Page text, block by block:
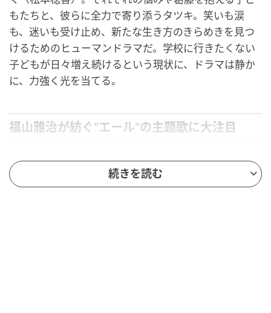
もたちと、彼らに全力で寄り添うタツキ。笑いも涙
も、迷いも受け止め、新たな生き方のきらめきを見つ
けるためのヒューマンドラマだ。学校に行きたくない
子どもが日々増え続けるという現状に、ドラマは静か
に、力強く光を当てる。
福山雅治が紡ぐ“エール”の主題歌に大注目
本作の主題歌は、福山雅治がドラマの世界観そのもの
を見つめ直し、人生に悩む世代に向けて綴るオリジナ
続きを読む